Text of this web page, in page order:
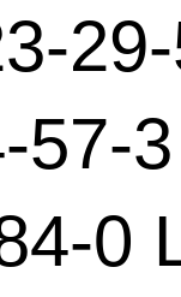
57-
0